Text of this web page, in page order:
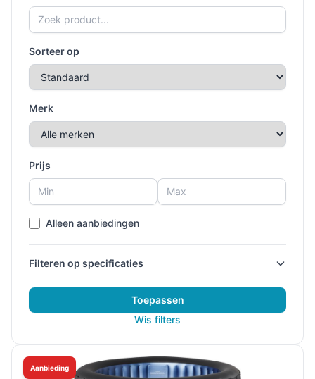
Sorteer op
Merk
Prijs
Alleen aanbiedingen
Filteren op specificaties
Toepassen
Wis filters
Aanbieding